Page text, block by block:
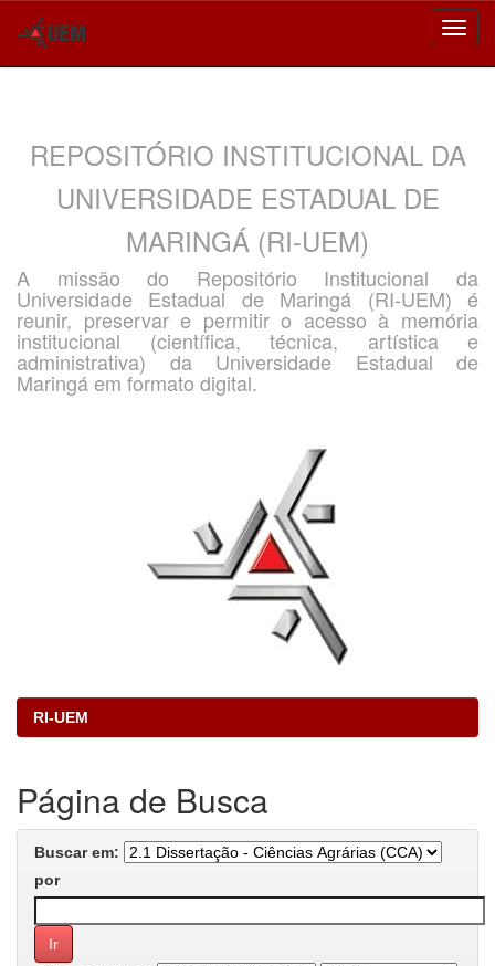
REPOSITÓRIO INSTITUCIONAL DA
UNIVERSIDADE ESTADUAL DE
MARINGÁ (RI-UEM)
A missão do Repositório Institucional da
Universidade Estadual de Maringá (RI-UEM) é
reunir, preservar e permitir o acesso à memória
institucional (científica, técnica, artística e
administrativa) da Universidade Estadual de
Maringá em formato digital.
RI-UEM
Página de Busca
Buscar em:
por